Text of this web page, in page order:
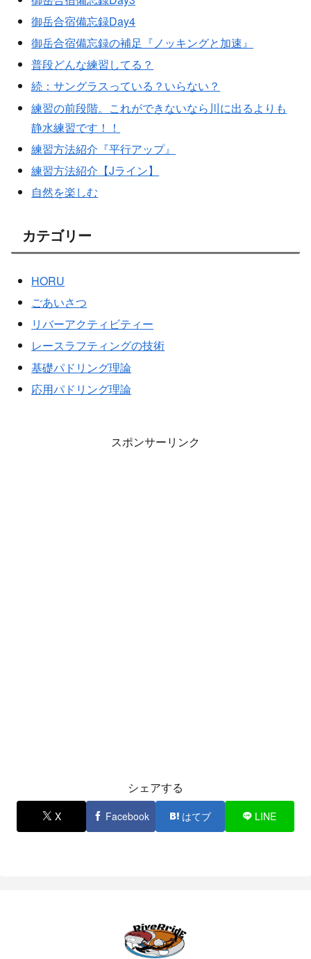
御岳合宿備忘録Day4
御岳合宿備忘録の補足『ノッキングと加速』
普段どんな練習してる？
続：サングラスっている？いらない？
練習の前段階。これができないなら川に出るよりも
静水練習です！！
練習方法紹介『平行アップ』
練習方法紹介【Jライン】
自然を楽しむ
カテゴリー
HORU
ごあいさつ
リバーアクティビティー
レースラフティングの技術
基礎パドリング理論
応用パドリング理論
スポンサーリンク
シェアする
X Facebook はてブ LINE